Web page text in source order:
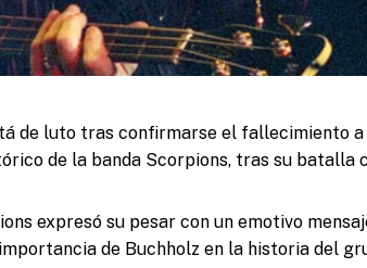
de luto tras confirmarse el fallecimiento a
de la banda Scorpions, tras su batalla
expresó su pesar con un emotivo
de Buchholz en la historia del